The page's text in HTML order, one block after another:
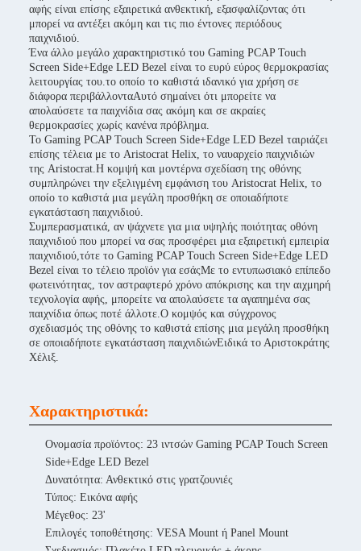
αφής είναι επίσης εξαιρετικά ανθεκτική, εξασφαλίζοντας ότι
μπορεί να αντέξει ακόμη και τις πιο έντονες περιόδους
παιχνιδιού.
Ένα άλλο μεγάλο χαρακτηριστικό του Gaming PCAP Touch
Screen Side+Edge LED Bezel είναι το ευρύ εύρος θερμοκρασίας
λειτουργίας του.το οποίο το καθιστά ιδανικό για χρήση σε
διάφορα περιβάλλονταΑυτό σημαίνει ότι μπορείτε να
απολαύσετε τα παιχνίδια σας ακόμη και σε ακραίες
θερμοκρασίες χωρίς κανένα πρόβλημα.
Το Gaming PCAP Touch Screen Side+Edge LED Bezel ταιριάζει
επίσης τέλεια με το Aristocrat Helix, το ναυαρχείο παιχνιδιών
της Aristocrat.Η κομψή και μοντέρνα σχεδίαση της οθόνης
συμπληρώνει την εξελιγμένη εμφάνιση του Aristocrat Helix, το
οποίο το καθιστά μια μεγάλη προσθήκη σε οποιαδήποτε
εγκατάσταση παιχνιδιού.
Συμπερασματικά, αν ψάχνετε για μια υψηλής ποιότητας οθόνη
παιχνιδιού που μπορεί να σας προσφέρει μια εξαιρετική εμπειρία
παιχνιδιού,τότε το Gaming PCAP Touch Screen Side+Edge LED
Bezel είναι το τέλειο προϊόν για εσάςΜε το εντυπωσιακό επίπεδο
φωτεινότητας, τον αστραφτερό χρόνο απόκρισης και την αιχμηρή
τεχνολογία αφής, μπορείτε να απολαύσετε τα αγαπημένα σας
παιχνίδια όπως ποτέ άλλοτε.Ο κομψός και σύγχρονος
σχεδιασμός της οθόνης το καθιστά επίσης μια μεγάλη προσθήκη
σε οποιαδήποτε εγκατάσταση παιχνιδιώνΕιδικά το Αριστοκράτης
Χέλιξ.
Χαρακτηριστικά:
Ονομασία προϊόντος: 23 ιντσών Gaming PCAP Touch Screen
Side+Edge LED Bezel
Δυνατότητα: Ανθεκτικό στις γρατζουνιές
Τύπος: Εικόνα αφής
Μέγεθος: 23'
Επιλογές τοποθέτησης: VESA Mount ή Panel Mount